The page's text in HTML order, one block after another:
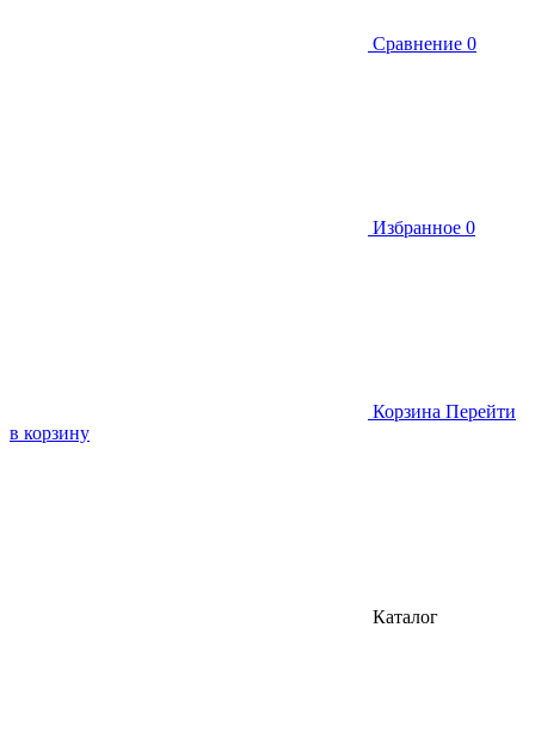
Сравнение 0
Избранное 0
Корзина Перейти
в корзину
Каталог